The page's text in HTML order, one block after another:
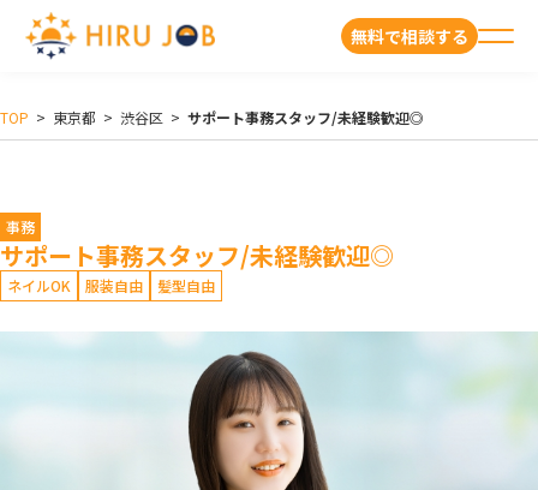
無料で相談する
TOP > 東京都 > 渋谷区 > サポート事務スタッフ/未経験歓迎◎
事務
サポート事務スタッフ/未経験歓迎◎
ネイルOK 服装自由 髪型自由